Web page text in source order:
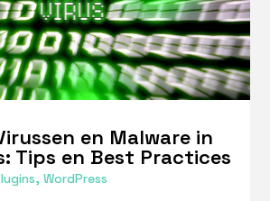
en Malware in
Tips en Best Practices
,WordPress